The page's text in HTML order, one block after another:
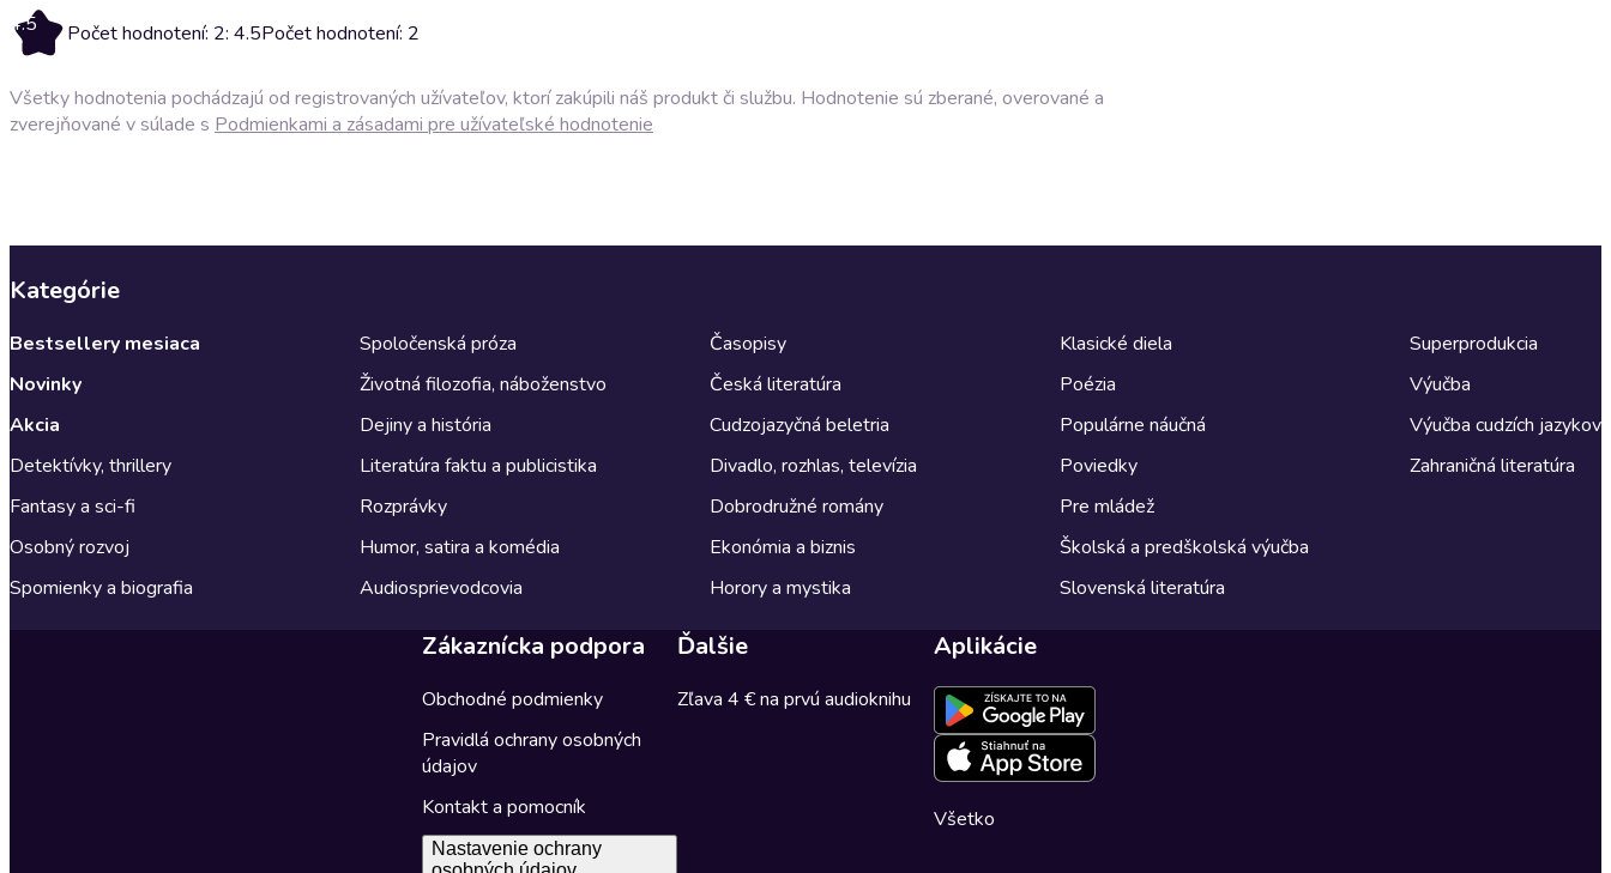
4.5 Počet hodnotení: 2: 4.5Počet hodnotení: 2
Všetky hodnotenia pochádzajú od registrovaných užívateľov, ktorí zakúpili náš produkt či službu. Hodnotenie sú zberané, overované a
zverejňované v súlade s Podmienkami a zásadami pre užívateľské hodnotenie
Kategórie
Bestsellery mesiaca
Novinky
Akcia
Detektívky, thrillery
Fantasy a sci-fi
Osobný rozvoj
Spomienky a biografia
Spoločenská próza
Životná filozofia, náboženstvo
Dejiny a história
Literatúra faktu a publicistika
Rozprávky
Humor, satira a komédia
Audiosprievodcovia
Časopisy
Česká literatúra
Cudzojazyčná beletria
Divadlo, rozhlas, televízia
Dobrodružné romány
Ekonómia a biznis
Horory a mystika
Klasické diela
Poézia
Populárne náučná
Poviedky
Pre mládež
Školská a predškolská výučba
Slovenská literatúra
Superprodukcia
Výučba
Výučba cudzích jazykov
Zahraničná literatúra
Zákaznícka podpora
Obchodné podmienky
Pravidlá ochrany osobných
údajov
Kontakt a pomocník
Nastavenie ochrany
Ďalšie
Zľava 4 € na prvú audioknihu
Aplikácie
Všetko